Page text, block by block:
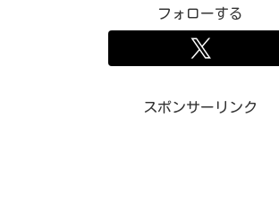
フォローする
スポンサーリンク